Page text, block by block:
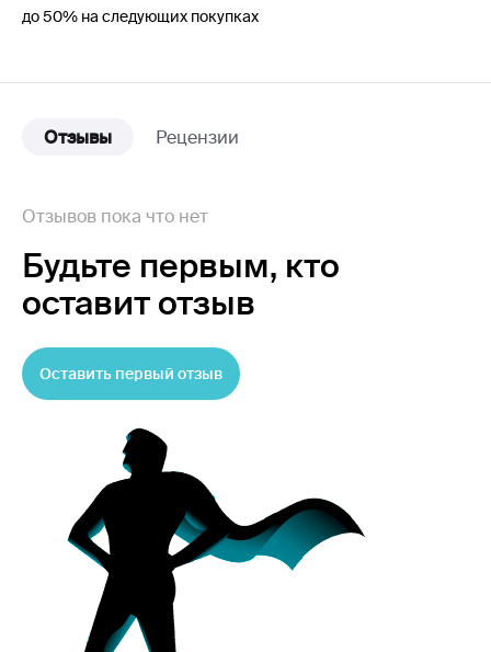
до 50% на следующих покупках
Отзывы Рецензии
Отзывов пока что нет
Будьте первым, кто
оставит отзыв
Оставить первый отзыв